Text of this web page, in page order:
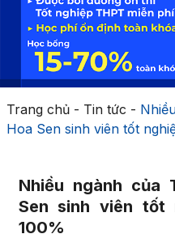
Trang chủ- Tin tức -
Hoa Sen sinh viên tốt
Nhiều ngành của
Sen sinh viên tốt
100%